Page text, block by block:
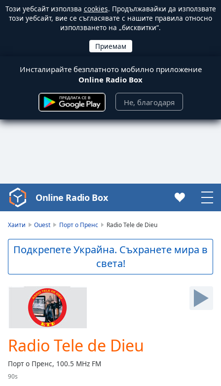
Този уебсайт използва cookies. Продължавайки да използвате
този уебсайт, вие се съгласявате с нашите правила относно
използването на „бисквитки“.
Инсталирайте безплатното мобилно приложение
Online Radio Box
Не, благодаря
Video
Player
Play
Video
Skip
Loaded:
0.00%
Online Radio Box
Хаити Ouest Порт о Пренс Radio Tele de Dieu
Подкрепете Украйна. Съхранете мира в
света!
Radio Tele de Dieu
Порт о Пренс, 100.5 MHz FM
90s